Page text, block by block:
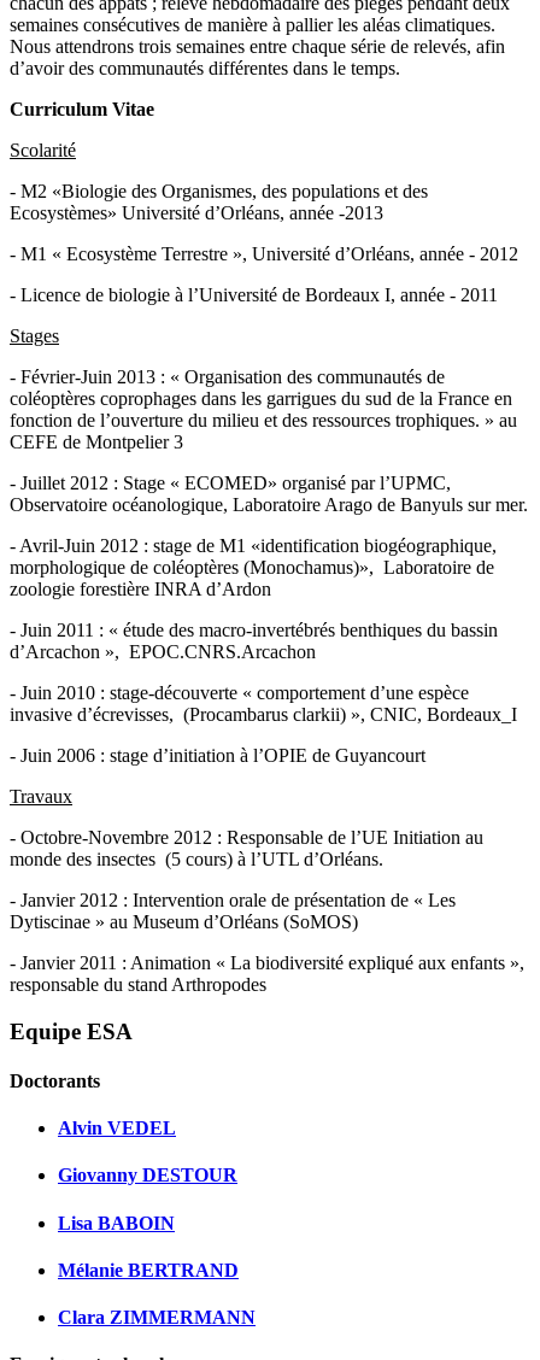
semaines consécutives de manière à pallier les aléas climatiques.
Nous attendrons trois semaines entre chaque série de relevés, afin
d’avoir des communautés différentes dans le temps.
Curriculum Vitae
Scolarité
- M2 «Biologie des Organismes, des populations et des
Ecosystèmes» Université d’Orléans, année -2013
- M1 « Ecosystème Terrestre », Université d’Orléans, année - 2012
- Licence de biologie à l’Université de Bordeaux I, année - 2011
Stages
- Février-Juin 2013 : « Organisation des communautés de
coléoptères coprophages dans les garrigues du sud de la France en
fonction de l’ouverture du milieu et des ressources trophiques. » au
CEFE de Montpelier 3
- Juillet 2012 : Stage « ECOMED» organisé par l’UPMC,
Observatoire océanologique, Laboratoire Arago de Banyuls sur mer.
- Avril-Juin 2012 : stage de M1 «identification biogéographique,
morphologique de coléoptères (Monochamus)», Laboratoire de
zoologie forestière INRA d’Ardon
- Juin 2011 : « étude des macro-invertébrés benthiques du bassin
d’Arcachon », EPOC.CNRS.Arcachon
- Juin 2010 : stage-découverte « comportement d’une espèce
invasive d’écrevisses, (Procambarus clarkii) », CNIC, Bordeaux_I
- Juin 2006 : stage d’initiation à l’OPIE de Guyancourt
Travaux
- Octobre-Novembre 2012 : Responsable de l’UE Initiation au
monde des insectes (5 cours) à l’UTL d’Orléans.
- Janvier 2012 : Intervention orale de présentation de « Les
Dytiscinae » au Museum d’Orléans (SoMOS)
- Janvier 2011 : Animation « La biodiversité expliqué aux enfants »,
responsable du stand Arthropodes
Equipe ESA
Doctorants
Alvin VEDEL
Giovanny DESTOUR
Lisa BABOIN
Mélanie BERTRAND
Clara ZIMMERMANN